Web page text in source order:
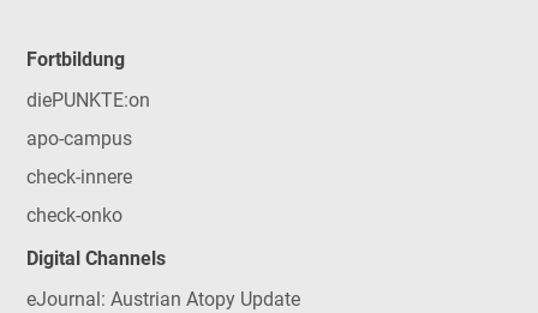
Fortbildung
diePUNKTE:on
apo-campus
check-innere
check-onko
Digital Channels
eJournal: Austrian Atopy Update